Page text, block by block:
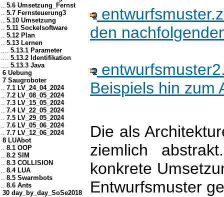
.. 5.6 Umsetzung_Fernst
.. 5.7 Fernsteuerung3
.. 5.10 Umsetzung
.. 5.11 Sockelsoftware
.. 5.12 Plan
.. 5.13 Lernen
.... 5.13.1 Parameter
.... 5.13.2 Identifikation
.... 5.13.3 Java
6 Uebung
7 Saugroboter
.. 7.1 LV_24_04_2024
.. 7.2 LV_08_05_2024
.. 7.3 LV_15_05_2024
.. 7.4 LV_22_05_2024
.. 7.5 LV_29_05_2024
.. 7.6 LV_05_06_2024
.. 7.7 LV_12_06_2024
8 LUAbot
.. 8.1 OOP
.. 8.2 SIM
.. 8.3 COLLISION
.. 8.4 LUA
.. 8.5 Swarmbots
.. 8.6 Ants
30 day_by_day_SoSe2018
den
Beispiels hin zum
Die als
ziemlich
konkrete
Entwurfsmuster